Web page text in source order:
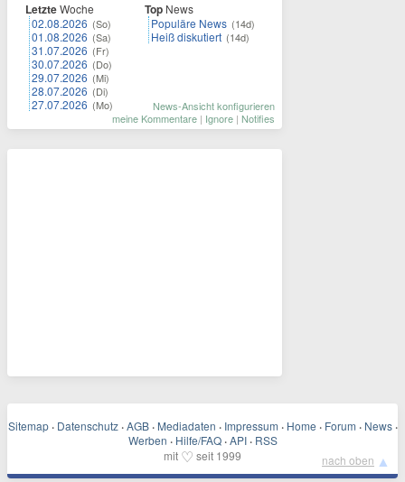
LetzteWoche
02.08.2026 (So)
01.08.2026 (Sa)
31.07.2026 (Fr)
30.07.2026 (Do)
29.07.2026 (Mi)
28.07.2026 (Di)
27.07.2026 (Mo)
Top News
Populäre News (14d)
Heiß diskutiert (14d)
News-Ansicht konfigurieren
meine Kommentare | Ignore | Notifies
Sitemap · Datenschutz · AGB · Mediadaten · Impressum · Home · Forum · News ·
Werben · Hilfe/FAQ · API · RSS
mit ♡ seit 1999 nach oben ▲